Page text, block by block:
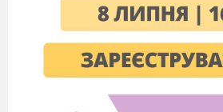
Нам відраховує і днини, і
Вінець терновий, оповивши
Лежав і на чолі, й на серці
Дівчина 2
Він коле серце і стискає груди,